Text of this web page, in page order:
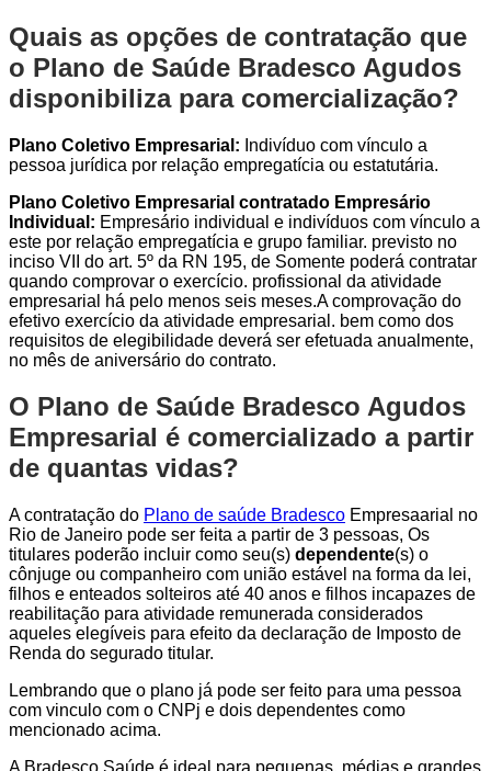
Quais as opções de contratação que
o Plano de Saúde Bradesco Agudos
disponibiliza para comercialização?
Plano Coletivo Empresarial: Indivíduo com vínculo a
pessoa jurídica por relação empregatícia ou estatutária.
Plano Coletivo Empresarial contratado Empresário
Individual: Empresário individual e indivíduos com vínculo a
este por relação empregatícia e grupo familiar. previsto no
inciso VII do art. 5º da RN 195, de Somente poderá contratar
quando comprovar o exercício. profissional da atividade
empresarial há pelo menos seis meses.A comprovação do
efetivo exercício da atividade empresarial. bem como dos
requisitos de elegibilidade deverá ser efetuada anualmente,
no mês de aniversário do contrato.
O Plano de Saúde Bradesco Agudos
Empresarial é comercializado a partir
de quantas vidas?
A contratação do Plano de saúde Bradesco Empresaarial no
Rio de Janeiro pode ser feita a partir de 3 pessoas, Os
titulares poderão incluir como seu(s) dependente(s) o
cônjuge ou companheiro com união estável na forma da lei,
filhos e enteados solteiros até 40 anos e filhos incapazes de
reabilitação para atividade remunerada considerados
aqueles elegíveis para efeito da declaração de Imposto de
Renda do segurado titular.
Lembrando que o plano já pode ser feito para uma pessoa
com vinculo com o CNPj e dois dependentes como
mencionado acima.